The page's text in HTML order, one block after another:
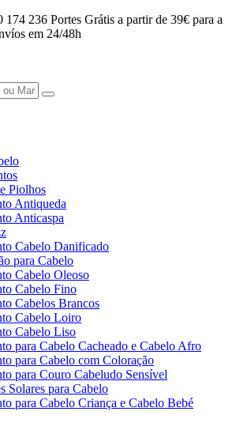
174 236 Portes Grátis a partir de 39€ para a
em 24/48h
Piolhos
Antiqueda
Anticaspa
Cabelo Danificado
para Cabelo
Cabelo Oleoso
Cabelo Fino
Cabelos Brancos
Cabelo Loiro
Cabelo Liso
para Cabelo Cacheado e Cabelo Afro
para Cabelo com Coloração
para Couro Cabeludo Sensível
Solares para Cabelo
para Cabelo Criança e Cabelo Bebé